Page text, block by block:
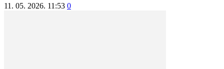
11. 05. 2026. 11:53 0